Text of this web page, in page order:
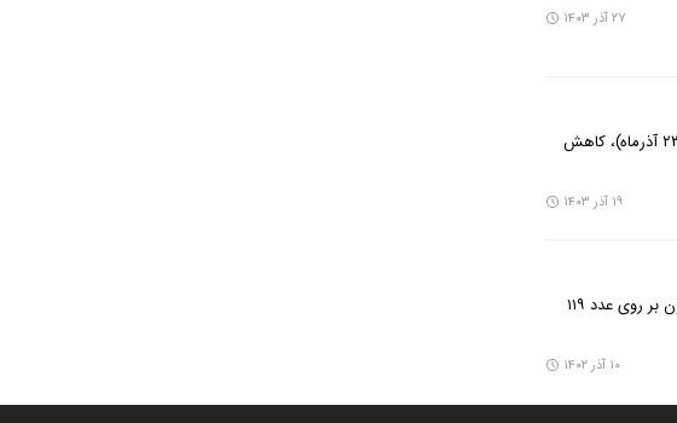
۲۷ آذر ۱۴۰۳
اداره کل هواشناسی تهران با هشدار نسبت به افزایش آلودگی هوا از از سه شنبه تا جمعه (۲۰ تا ۲۳ آذرماه)، کاهش
۱۹ آذر ۱۴۰۳
بر اساس اعلام شرکت کنترل کیفیت هوای تهران، میانگین شاخص کیفیت هوای پایتخت هم‌اکنون بر روی عدد ۱۱۹
۱۰ آذر ۱۴۰۲